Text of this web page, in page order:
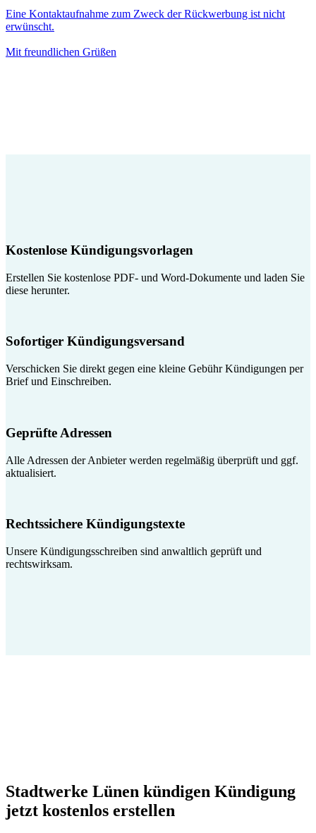
Eine Kontaktaufnahme zum Zweck der Rückwerbung ist nicht
erwünscht.
Mit freundlichen Grüßen
Kostenlose Kündigungsvorlagen
Erstellen Sie kostenlose PDF- und Word-Dokumente und laden Sie
diese herunter.
Sofortiger Kündigungsversand
Verschicken Sie direkt gegen eine kleine Gebühr Kündigungen per
Brief und Einschreiben.
Geprüfte Adressen
Alle Adressen der Anbieter werden regelmäßig überprüft und ggf.
aktualisiert.
Rechtssichere Kündigungstexte
Unsere Kündigungsschreiben sind anwaltlich geprüft und
rechtswirksam.
Stadtwerke Lünen kündigen Kündigung
jetzt kostenlos erstellen